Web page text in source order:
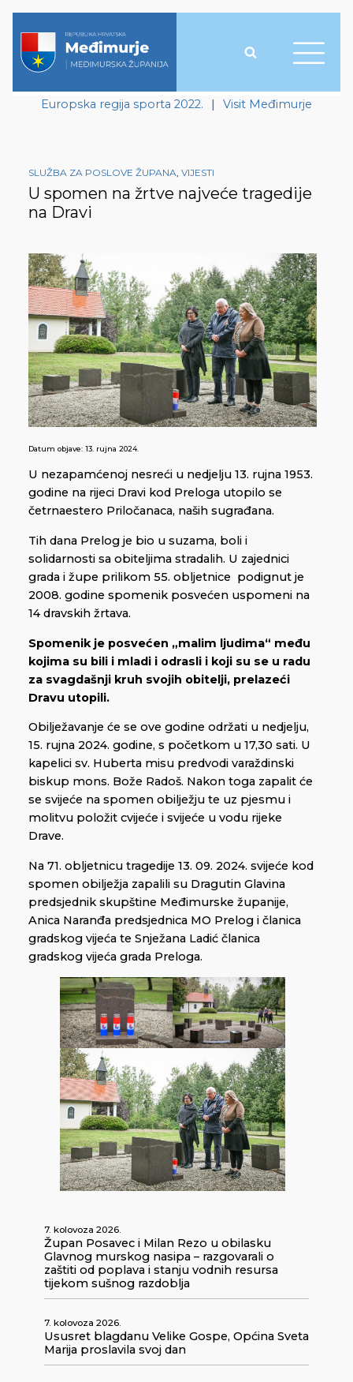
Europska regija sporta 2022. | Visit Međimurje
SLUŽBA ZA POSLOVE ŽUPANA, VIJESTI
U spomen na žrtve najveće tragedije
na Dravi
Datum objave: 13. rujna 2024.
U nezapamćenoj nesreći u nedjelju 13. rujna 1953.
godine na rijeci Dravi kod Preloga utopilo se
četrnaestero Priločanaca, naših sugrađana.
Tih dana Prelog je bio u suzama, boli i
solidarnosti sa obiteljima stradalih. U zajednici
grada i župe prilikom 55. obljetnice podignut je
2008. godine spomenik posvećen uspomeni na
14 dravskih žrtava.
Spomenik je posvećen „malim ljudima“ među
kojima su bili i mladi i odrasli i koji su se u radu
za svagdašnji kruh svojih obitelji, prelazeći
Dravu utopili.
Obilježavanje će se ove godine održati u nedjelju,
15. rujna 2024. godine, s početkom u 17,30 sati. U
kapelici sv. Huberta misu predvodi varaždinski
biskup mons. Bože Radoš. Nakon toga zapalit će
se svijeće na spomen obilježju te uz pjesmu i
molitvu položit cvijeće i svijeće u vodu rijeke
Drave.
Na 71. obljetnicu tragedije 13. 09. 2024. svijeće kod
spomen obilježja zapalili su Dragutin Glavina
predsjednik skupštine Međimurske županije,
Anica Naranđa predsjednica MO Prelog i članica
gradskog vijeća te Snježana Ladić članica
gradskog vijeća grada Preloga.
7. kolovoza 2026.
Župan Posavec i Milan Rezo u obilasku
Glavnog murskog nasipa – razgovarali o
zaštiti od poplava i stanju vodnih resursa
tijekom sušnog razdoblja
7. kolovoza 2026.
Ususret blagdanu Velike Gospe, Općina Sveta
Marija proslavila svoj dan